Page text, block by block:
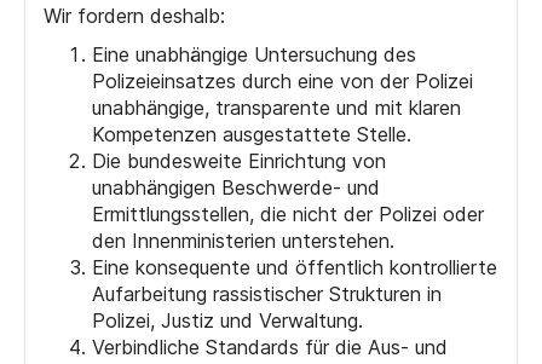
Wir fordern deshalb:
Eine unabhängige Untersuchung des
Polizeieinsatzes durch eine von der Polizei
unabhängige, transparente und mit klaren
Kompetenzen ausgestattete Stelle.
Die bundesweite Einrichtung von
unabhängigen Beschwerde- und
Ermittlungsstellen, die nicht der Polizei oder
den Innenministerien unterstehen.
Eine konsequente und öffentlich kontrollierte
Aufarbeitung rassistischer Strukturen in
Polizei, Justiz und Verwaltung.
Verbindliche Standards für die Aus- und